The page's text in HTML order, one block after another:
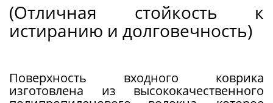
(Отличная стойкость к
истиранию и долговечность)
Поверхность входного коврика
изготовлена ​​из высококачественного